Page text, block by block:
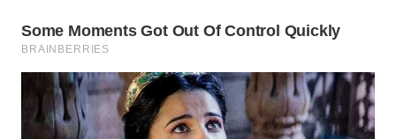
KEPULAUAN
SERIBU
WN
TANGERANG